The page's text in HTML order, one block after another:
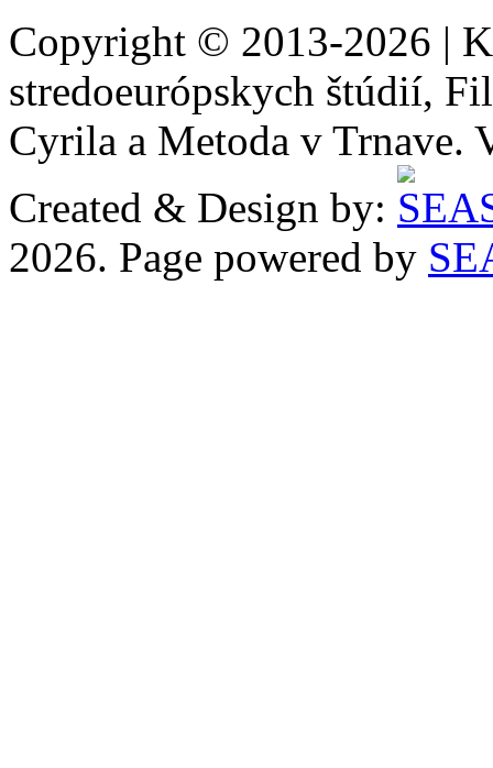
Copyright © 2013-2026 |
stredoeurópskych štúdií,
Cyrila a Metoda v Trnave.
Created & Design by:
2026. Page powered by